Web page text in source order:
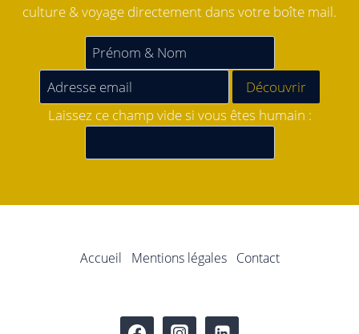
culture & voyage directement dans votre boîte mail.
Laissez ce champ vide si vous êtes humain :
Accueil Mentions légales Contact